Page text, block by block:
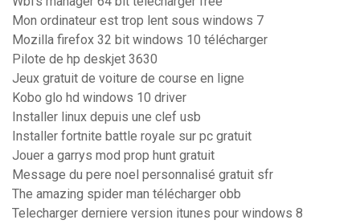
Mon ordinateur est trop lent sous windows 7
Mozilla firefox 32 bit windows 10 télécharger
Pilote de hp deskjet 3630
Jeux gratuit de voiture de course en ligne
Kobo glo hd windows 10 driver
Installer linux depuis une clef usb
Installer fortnite battle royale sur pc gratuit
Jouer a garrys mod prop hunt gratuit
Message du pere noel personnalisé gratuit sfr
The amazing spider man télécharger obb
Telecharger derniere version itunes pour windows 8